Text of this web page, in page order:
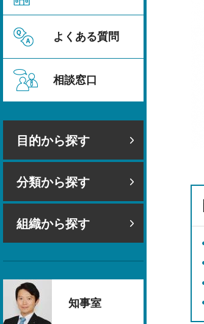
よくある質問
相談窓口
目的から探す
分類から探す
組織から探す
知事室